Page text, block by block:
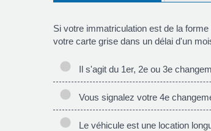
Si votre immatriculation est de la
votre carte grise dans un délai d'un
Il s'agit du 1er, 2e ou 3e
Vous signalez votre 4e
Le véhicule est une location